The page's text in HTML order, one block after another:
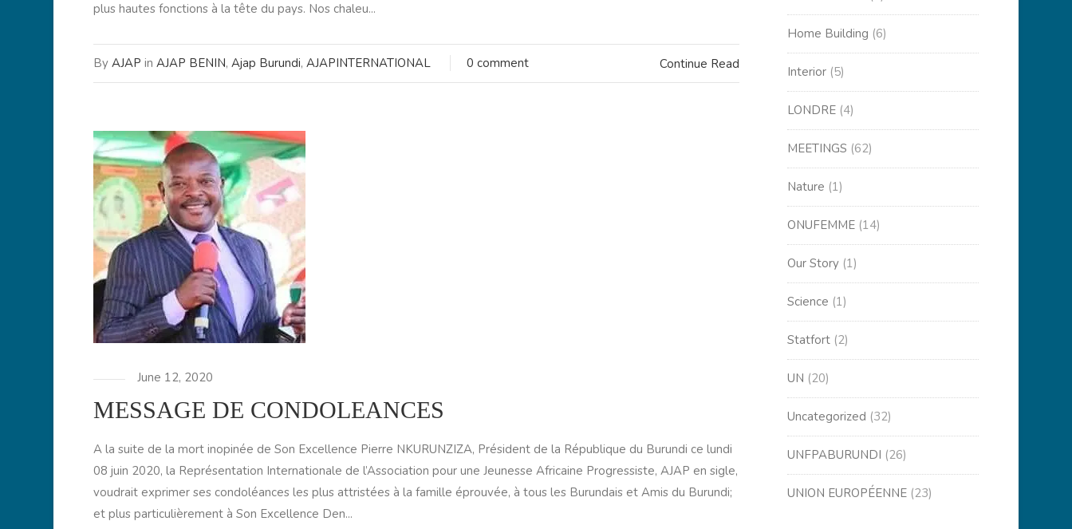
plus hautes fonctions à la tête du pays. Nos chaleu...
Continue Read
By AJAP in AJAP BENIN, Ajap Burundi, AJAPINTERNATIONAL 0 comment
June 12, 2020
MESSAGE DE CONDOLEANCES
A la suite de la mort inopinée de Son Excellence Pierre NKURUNZIZA, Président de la République du Burundi ce lundi
08 juin 2020, la Représentation Internationale de l’Association pour une Jeunesse Africaine Progressiste, AJAP en sigle,
voudrait exprimer ses condoléances les plus attristées à la famille éprouvée, à tous les Burundais et Amis du Burundi;
et plus particulièrement à Son Excellence Den...
Home Building (6)
Interior (5)
LONDRE (4)
MEETINGS (62)
Nature (1)
ONUFEMME (14)
Our Story (1)
Science (1)
Statfort (2)
UN (20)
Uncategorized (32)
UNFPABURUNDI (26)
UNION EUROPÉENNE (23)